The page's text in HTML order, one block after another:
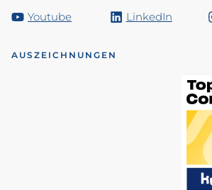
Youtube
LinkedIn
AUSZEICHNUNGEN